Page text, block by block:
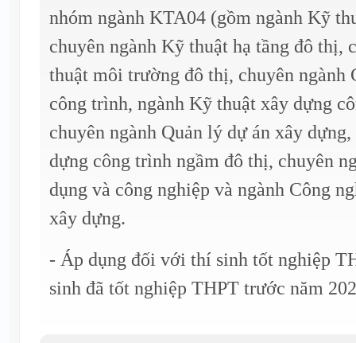
nhóm ngành KTA04 (gồm ngành Kỹ
chuyên ngành Kỹ thuật hạ tầng đô thị,
thuật môi trường đô thị, chuyên ngành
công trình, ngành Kỹ thuật xây dựng
chuyên ngành Quản lý dự án xây
dựng công trình ngầm đô thị, chuyên
dụng và công nghiệp và ngành Công
xây dựng.
- Áp dụng đối với thí sinh tốt nghiệp
sinh đã tốt nghiệp THPT trước năm